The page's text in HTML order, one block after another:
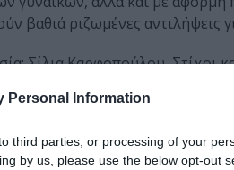
Personal Information
third parties, or processing of your
by us, please use the below opt-out
βαθιά ριζωμένες αντιλήψεις
Σίλια Καρφοπούλου, Στίχοι
Χατζάκη, Radix Angelica
Νάνσυ Παλτά,
Οπτικοακουστικό έργο